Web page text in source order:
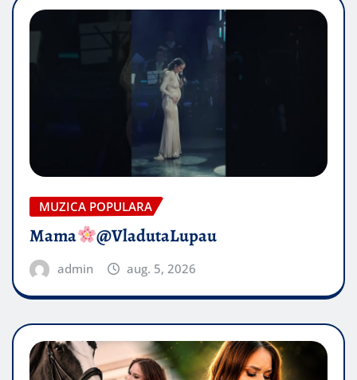
MUZICA POPULARA
Mama @VladutaLupau
admin aug. 5, 2026